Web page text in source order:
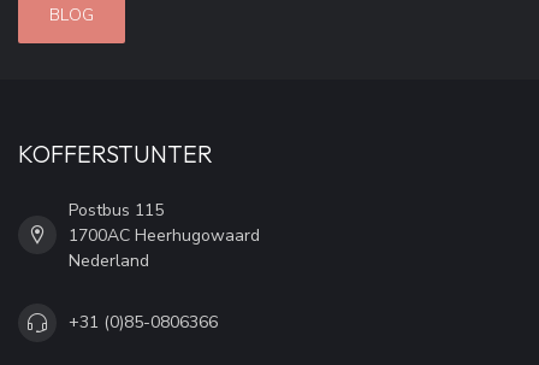
BLOG
KOFFERSTUNTER
Postbus 115
1700AC Heerhugowaard
Nederland
+31 (0)85-0806366